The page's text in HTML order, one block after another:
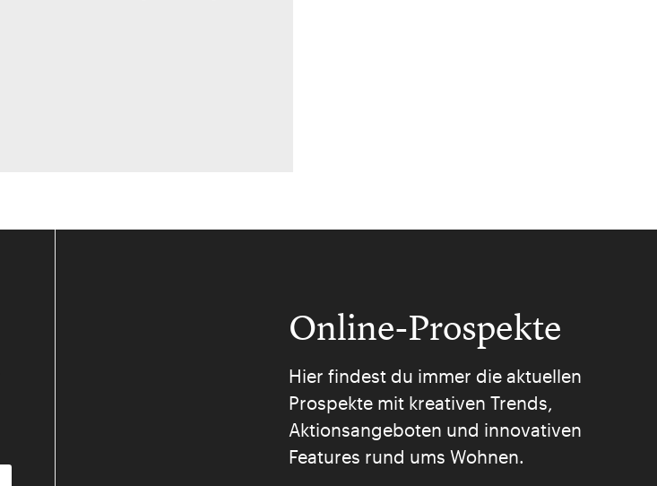
Online-Prospekte
Hier findest du immer die aktuellen
Prospekte mit kreativen Trends,
Aktionsangeboten und innovativen
Features rund ums Wohnen.